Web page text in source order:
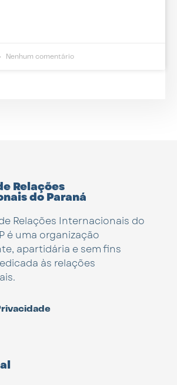
Nenhum comentário
Relações
do Paraná
Relações Internacionais do
é uma organização
apartidária e sem fins
às relações